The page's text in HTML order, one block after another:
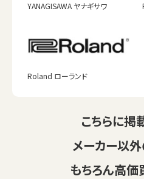
YANAGISAWA ヤナギサワ
Roland ローランド
こちらに掲
メーカー以
もちろん高価